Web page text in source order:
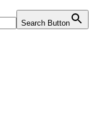
Search Button